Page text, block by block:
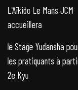
L'Aïkido Le Mans JCM
accueillera
le Stage Yudansha
les pratiquants à
2e Kyu